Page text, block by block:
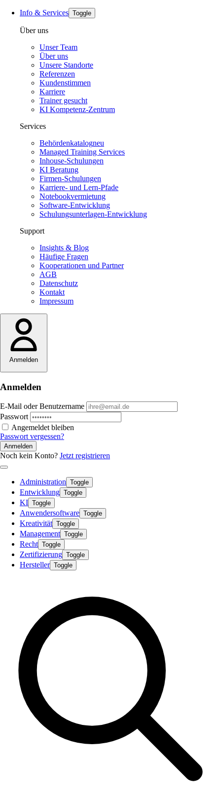
Info & Services Toggle
Über uns
Unser Team
Über uns
Unsere Standorte
Referenzen
Kundenstimmen
Karriere
Trainer gesucht
KI Kompetenz-Zentrum
Services
Behördenkatalogneu
Managed Training Services
Inhouse-Schulungen
KI Beratung
Firmen-Schulungen
Karriere- und Lern-Pfade
Notebookvermietung
Software-Entwicklung
Schulungsunterlagen-Entwicklung
Support
Insights & Blog
Häufige Fragen
Kooperationen und Partner
AGB
Datenschutz
Kontakt
Impressum
Anmelden
Anmelden
E-Mail oder Benutzername
Passwort
Angemeldet bleiben
Passwort vergessen?
Anmelden
Noch kein Konto? Jetzt registrieren
Administration Toggle
Entwicklung Toggle
KI Toggle
Anwendersoftware Toggle
Kreativität Toggle
Management Toggle
Recht Toggle
Zertifizierung Toggle
Hersteller Toggle